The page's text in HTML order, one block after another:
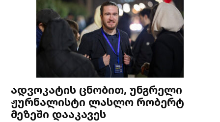
ადვოკატის ცნობით, უნგრელი
ჟურნალისტი ლასლო რობერტ
მეზეში დააკავეს